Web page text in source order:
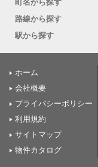
町名から探す
路線から探す
駅から探す
ホーム
会社概要
プライバシーポリシー
利用規約
サイトマップ
物件カタログ